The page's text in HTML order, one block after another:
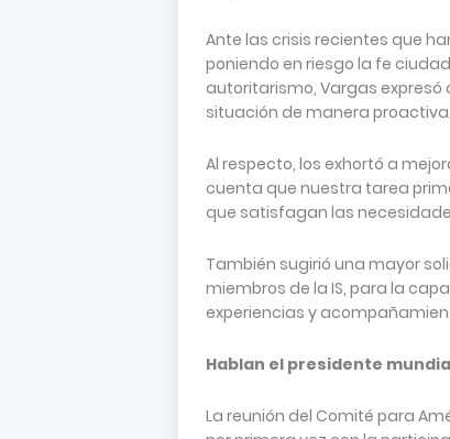
Ante las crisis recientes que
poniendo en riesgo la fe
autoritarismo, Vargas
situación de manera proactiva.
Al respecto, los exhortó a
cuenta que nuestra tarea
que satisfagan las
También sugirió una mayor
miembros de la IS, para la
experiencias y
Hablan el presidente
La reunión del Comité para